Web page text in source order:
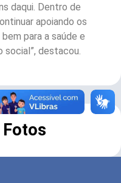
daqui. Dentro de
apoiando os
para a saúde e
destacou.
Fotos